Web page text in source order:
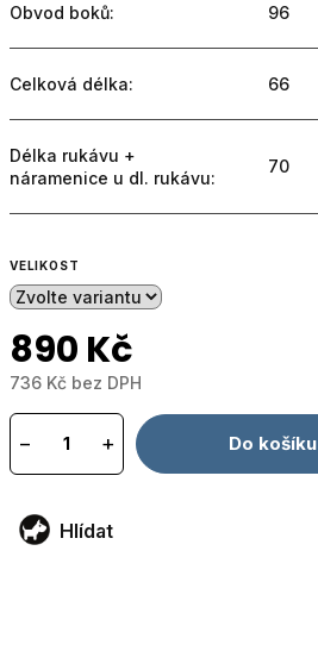
Obvod boků: 96
Celková délka: 66
Délka rukávu +
náramenice u dl. rukávu:
70
VELIKOST
890 Kč
736 Kč bez DPH
+
− Do košíku
Hlídat